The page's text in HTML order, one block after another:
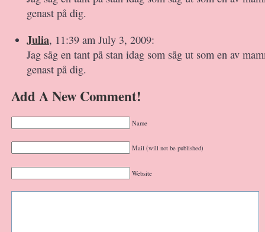
genast på dig.
Julia, 11:39 am July 3, 2009:
Jag såg en tant på stan idag som såg ut som en av
genast på dig.
Add A New Comment!
Name
Mail (will not be published)
Website